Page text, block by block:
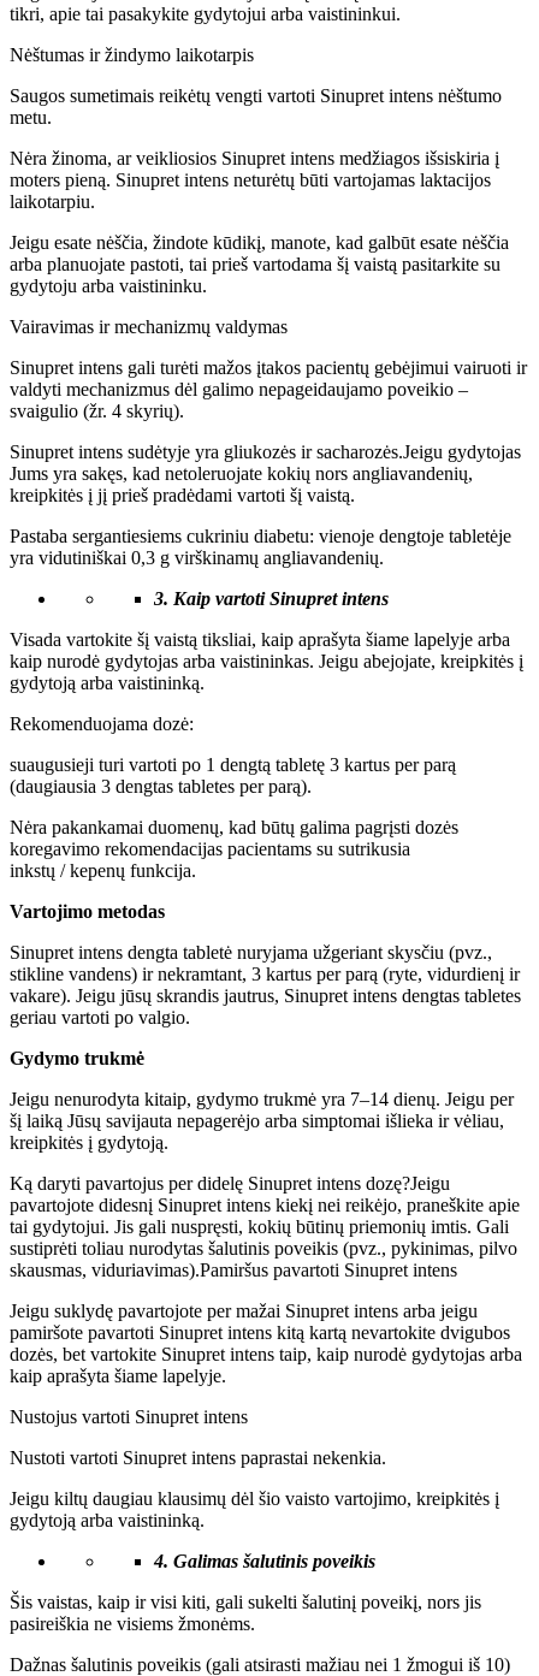
tikri, apie tai pasakykite gydytojui arba vaistininkui.
Nėštumas ir žindymo laikotarpis
Saugos sumetimais reikėtų vengti vartoti Sinupret intens nėštumo
metu.
Nėra žinoma, ar veikliosios Sinupret intens medžiagos išsiskiria į
moters pieną. Sinupret intens neturėtų būti vartojamas laktacijos
laikotarpiu.
Jeigu esate nėščia, žindote kūdikį, manote, kad galbūt esate nėščia
arba planuojate pastoti, tai prieš vartodama šį vaistą pasitarkite su
gydytoju arba vaistininku.
Vairavimas ir mechanizmų valdymas
Sinupret intens gali turėti mažos įtakos pacientų gebėjimui vairuoti ir
valdyti mechanizmus dėl galimo nepageidaujamo poveikio –
svaigulio (žr. 4 skyrių).
Sinupret intens sudėtyje yra gliukozės ir sacharozės.Jeigu gydytojas
Jums yra sakęs, kad netoleruojate kokių nors angliavandenių,
kreipkitės į jį prieš pradėdami vartoti šį vaistą.
Pastaba sergantiesiems cukriniu diabetu: vienoje dengtoje tabletėje
yra vidutiniškai 0,3 g virškinamų angliavandenių.
3. Kaip vartotiSinupret intens
Visada vartokite šį vaistą tiksliai, kaip aprašyta šiame lapelyje arba
kaip nurodė gydytojas arba vaistininkas. Jeigu abejojate, kreipkitės į
gydytoją arba vaistininką.
Rekomenduojama dozė:
suaugusieji turi vartoti po 1 dengtą tabletę 3 kartus per parą
(daugiausia 3 dengtas tabletes per parą).
Nėra pakankamai duomenų, kad būtų galima pagrįsti dozės
koregavimo rekomendacijas pacientams su sutrikusia
inkstų / kepenų funkcija.
Vartojimo metodas
Sinupret intens dengta tabletė nuryjama užgeriant skysčiu (pvz.,
stikline vandens) ir nekramtant, 3 kartus per parą (ryte, vidurdienį ir
vakare). Jeigu jūsų skrandis jautrus, Sinupret intens dengtas tabletes
geriau vartoti po valgio.
Gydymo trukmė
Jeigu nenurodyta kitaip, gydymo trukmė yra 7–14 dienų. Jeigu per
šį laiką Jūsų savijauta nepagerėjo arba simptomai išlieka ir vėliau,
kreipkitės į gydytoją.
Ką daryti pavartojus per didelę Sinupret intens dozę?Jeigu
pavartojote didesnį Sinupret intens kiekį nei reikėjo, praneškite apie
tai gydytojui. Jis gali nuspręsti, kokių būtinų priemonių imtis. Gali
sustiprėti toliau nurodytas šalutinis poveikis (pvz., pykinimas, pilvo
skausmas, viduriavimas).Pamiršus pavartoti Sinupret intens
Jeigu suklydę pavartojote per mažai Sinupret intens arba jeigu
pamiršote pavartoti Sinupret intens kitą kartą nevartokite dvigubos
dozės, bet vartokite Sinupret intens taip, kaip nurodė gydytojas arba
kaip aprašyta šiame lapelyje.
Nustojus vartoti Sinupret intens
Nustoti vartoti Sinupret intens paprastai nekenkia.
Jeigu kiltų daugiau klausimų dėl šio vaisto vartojimo, kreipkitės į
gydytoją arba vaistininką.
4. Galimas šalutinis poveikis
Šis vaistas, kaip ir visi kiti, gali sukelti šalutinį poveikį, nors jis
pasireiškia ne visiems žmonėms.
Dažnas šalutinis poveikis (gali atsirasti mažiau nei 1 žmogui iš 10)